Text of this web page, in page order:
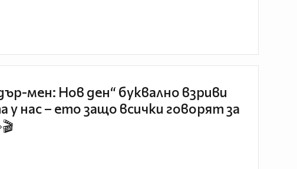
мен: Нов ден“ буквално взриви
у нас – ето защо всички говорят за